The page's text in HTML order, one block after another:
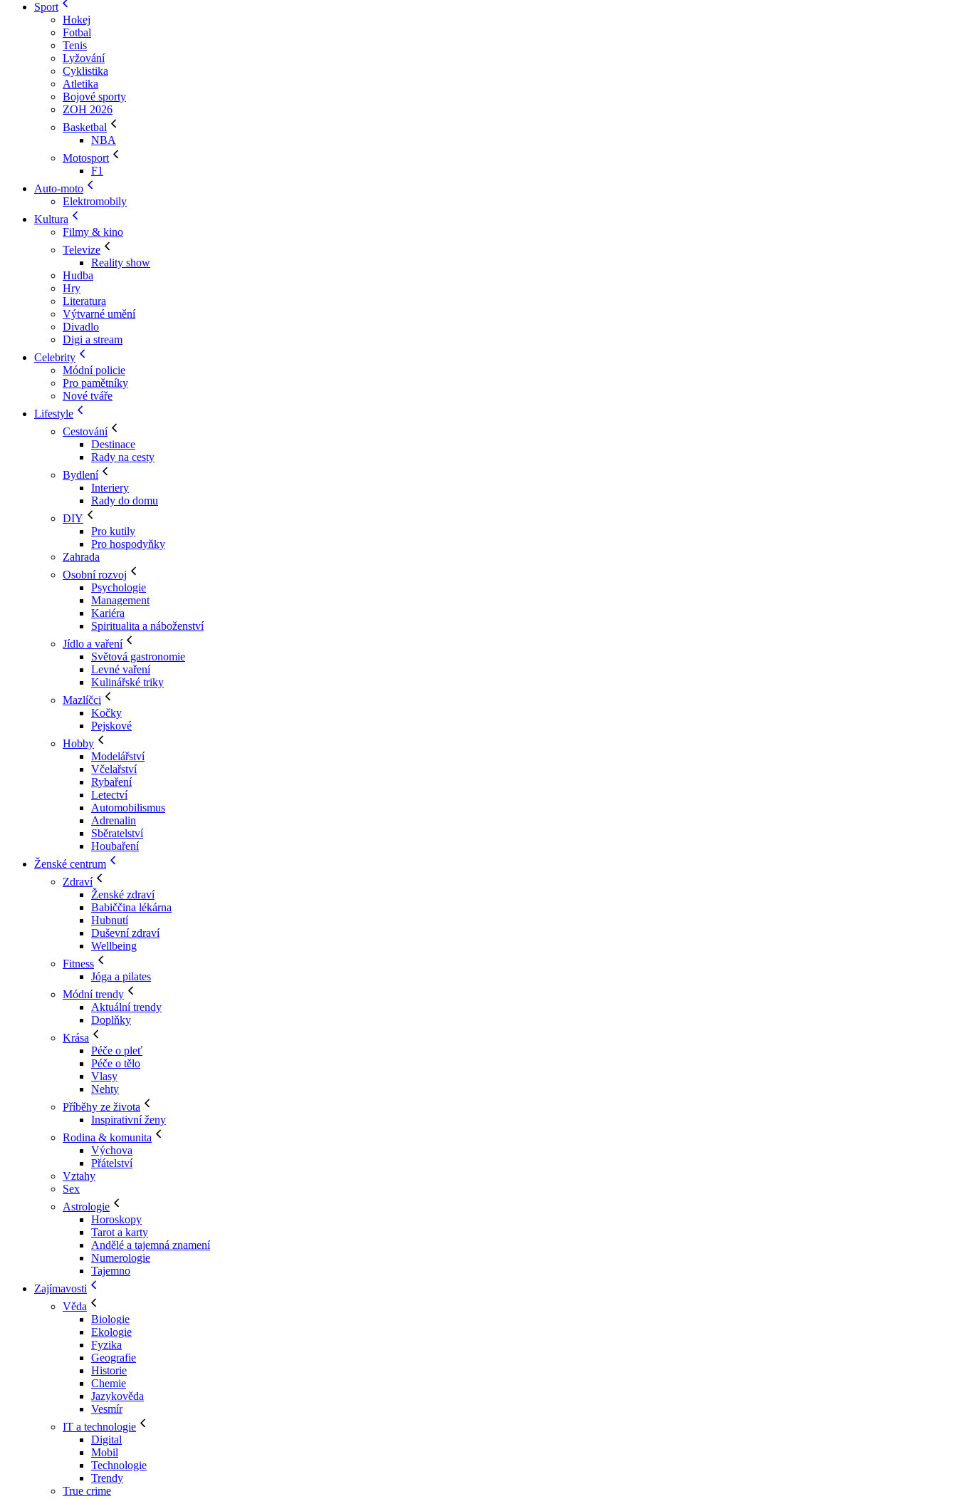
Sport
Hokej
Fotbal
Tenis
Lyžování
Cyklistika
Atletika
Bojové sporty
ZOH 2026
Basketbal
NBA
Motosport
F1
Auto-moto
Elektromobily
Kultura
Filmy & kino
Televize
Reality show
Hudba
Hry
Literatura
Výtvarné umění
Divadlo
Digi a stream
Celebrity
Módní policie
Pro pamětníky
Nové tváře
Lifestyle
Cestování
Destinace
Rady na cesty
Bydlení
Interiery
Rady do domu
DIY
Pro kutily
Pro hospodyňky
Zahrada
Osobní rozvoj
Psychologie
Management
Kariéra
Spiritualita a náboženství
Jídlo a vaření
Světová gastronomie
Levné vaření
Kulinářské triky
Mazlíčci
Kočky
Pejskové
Hobby
Modelářství
Včelařství
Rybaření
Letectví
Automobilismus
Adrenalin
Sběratelství
Houbaření
Ženské centrum
Zdraví
Ženské zdraví
Babiččina lékárna
Hubnutí
Duševní zdraví
Wellbeing
Fitness
Jóga a pilates
Módní trendy
Aktuální trendy
Doplňky
Krása
Péče o pleť
Péče o tělo
Vlasy
Nehty
Příběhy ze života
Inspirativní ženy
Rodina & komunita
Výchova
Přátelství
Vztahy
Sex
Astrologie
Horoskopy
Tarot a karty
Andělé a tajemná znamení
Numerologie
Tajemno
Zajímavosti
Věda
Biologie
Ekologie
Fyzika
Geografie
Historie
Chemie
Jazykověda
Vesmír
IT a technologie
Digital
Mobil
Technologie
Trendy
True crime